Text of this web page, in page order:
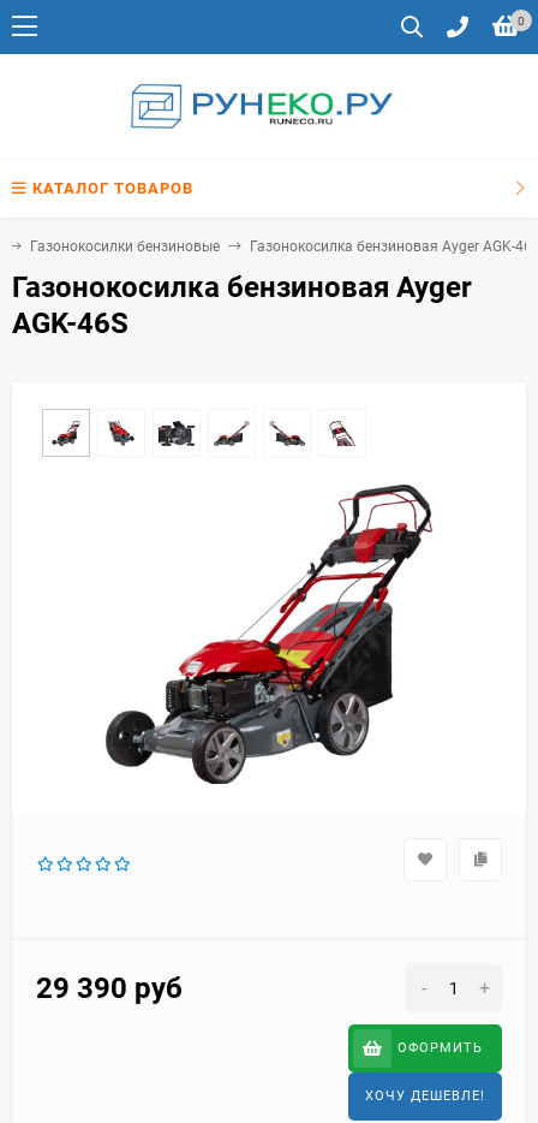
0
КАТАЛОГ ТОВАРОВ
Газонокосилки бензиновые Газонокосилка бензиновая Ayger AGK-
Газонокосилка бензиновая Ayger
AGK-46S
29 390 руб - +
ОФОРМИТЬ
ХОЧУ ДЕШЕВЛЕ!